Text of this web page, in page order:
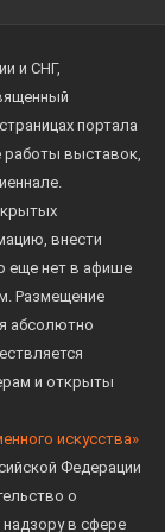
и СНГ,
портала
работы выставок,
внести
еще нет в афише
Размещение
абсолютно
и открыты
искусства»
Федерации
о
в сфере